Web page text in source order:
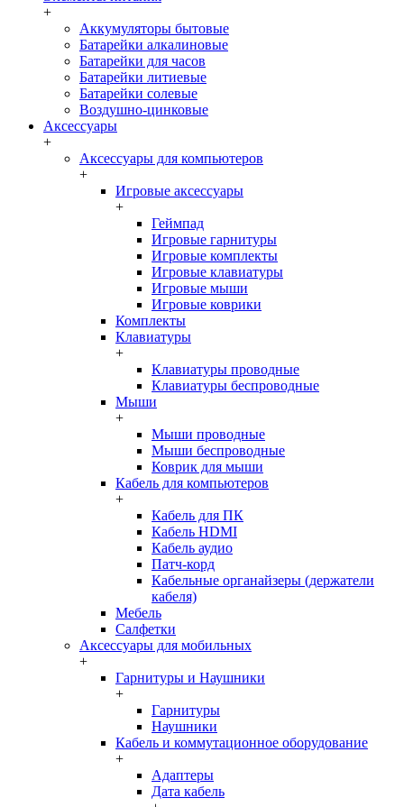
+
Аккумуляторы бытовые
Батарейки алкалиновые
Батарейки для часов
Батарейки литиевые
Батарейки солевые
Воздушно-цинковые
Аксессуары
+
Аксессуары для компьютеров
+
Игровые аксессуары
+
Геймпад
Игровые гарнитуры
Игровые комплекты
Игровые клавиатуры
Игровые мыши
Игровые коврики
Комплекты
Клавиатуры
+
Клавиатуры проводные
Клавиатуры беспроводные
Мыши
+
Мыши проводные
Мыши беспроводные
Коврик для мыши
Кабель для компьютеров
+
Кабель для ПК
Кабель HDMI
Кабель аудио
Патч-корд
Кабельные органайзеры (держатели
кабеля)
Мебель
Салфетки
Аксессуары для мобильных
+
Гарнитуры и Наушники
+
Гарнитуры
Наушники
Кабель и коммутационное оборудование
+
Адаптеры
Дата кабель